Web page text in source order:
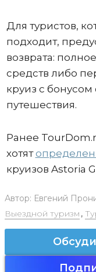
Для туристов,
подходит,
возврата:
средств либо
круиз с бонусом
путешествия.
Ранее
хотят
круизов Astoria
Автор: Евгений
Выездной туризм ,